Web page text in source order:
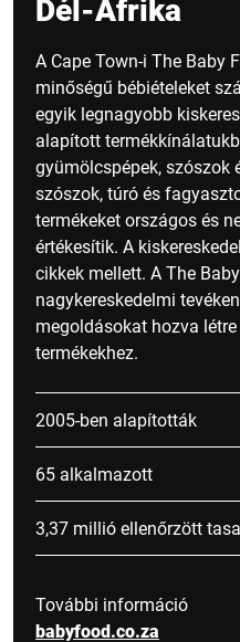
Dél-Afrika
A Cape Town-i The Baby
minőségű bébiételeket
egyik legnagyobb
alapított
gyümölcspépek, szószok
szószok, túró és
termékeket országos és
értékesítik. A
cikkek mellett. A The
nagykereskedelmi
megoldásokat hozva
termékekhez.
2005-ben alapították
65 alkalmazott
3,37 millió ellenőrzött
További információ
babyfood.co.za